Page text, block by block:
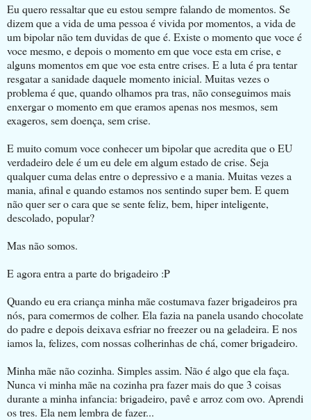
Eu quero ressaltar que eu estou sempre falando de momentos. Se
dizem que a vida de uma pessoa é vivida por momentos, a vida de
um bipolar não tem duvidas de que é. Existe o momento que voce é
voce mesmo, e depois o momento em que voce esta em crise, e
alguns momentos em que voe esta entre crises. E a luta é pra tentar
resgatar a sanidade daquele momento inicial. Muitas vezes o
problema é que, quando olhamos pra tras, não conseguimos mais
enxergar o momento em que eramos apenas nos mesmos, sem
exageros, sem doença, sem crise.
E muito comum voce conhecer um bipolar que acredita que o EU
verdadeiro dele é um eu dele em algum estado de crise. Seja
qualquer cuma delas entre o depressivo e a mania. Muitas vezes a
mania, afinal e quando estamos nos sentindo super bem. E quem
não quer ser o cara que se sente feliz, bem, hiper inteligente,
descolado, popular?
Mas não somos.
E agora entra a parte do brigadeiro :P
Quando eu era criança minha mãe costumava fazer brigadeiros pra
nós, para comermos de colher. Ela fazia na panela usando chocolate
do padre e depois deixava esfriar no freezer ou na geladeira. E nos
iamos la, felizes, com nossas colherinhas de chá, comer brigadeiro.
Minha mãe não cozinha. Simples assim. Não é algo que ela faça.
Nunca vi minha mãe na cozinha pra fazer mais do que 3 coisas
durante a minha infancia: brigadeiro, pavê e arroz com ovo. Aprendi
os tres. Ela nem lembra de fazer...